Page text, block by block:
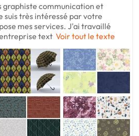
graphiste communication et
très intéressé par votre
mes services. J'ai travaillé
text Voir tout le texte